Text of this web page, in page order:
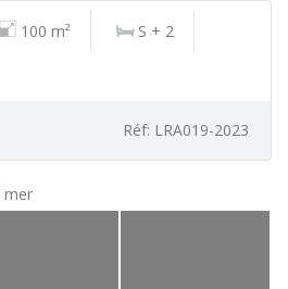
100 m²
S + 2
Réf: LRA019-2023